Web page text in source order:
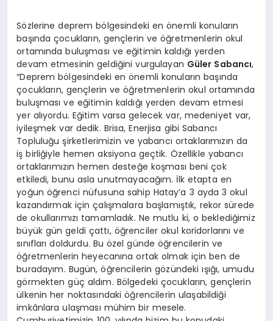
Sözlerine deprem bölgesindeki en önemli konuların
başında çocukların, gençlerin ve öğretmenlerin okul
ortamında buluşması ve eğitimin kaldığı yerden
devam etmesinin geldiğini vurgulayan Güler Sabancı,
“Deprem bölgesindeki en önemli konuların başında
çocukların, gençlerin ve öğretmenlerin okul ortamında
buluşması ve eğitimin kaldığı yerden devam etmesi
yer alıyordu. Eğitim varsa gelecek var, medeniyet var,
iyileşmek var dedik. Brisa, Enerjisa gibi Sabancı
Topluluğu şirketlerimizin ve yabancı ortaklarımızın da
iş birliğiyle hemen aksiyona geçtik. Özellikle yabancı
ortaklarımızın hemen desteğe koşması beni çok
etkiledi, bunu asla unutmayacağım. İlk etapta en
yoğun öğrenci nüfusuna sahip Hatay’a 3 ayda 3 okul
kazandırmak için çalışmalara başlamıştık, rekor sürede
de okullarımızı tamamladık. Ne mutlu ki, o beklediğimiz
büyük gün geldi çattı, öğrenciler okul koridorlarını ve
sınıfları doldurdu. Bu özel günde öğrencilerin ve
öğretmenlerin heyecanına ortak olmak için ben de
buradayım. Bugün, öğrencilerin gözündeki ışığı, umudu
görmekten güç aldım. Bölgedeki çocukların, gençlerin
ülkenin her noktasındaki öğrencilerin ulaşabildiği
imkânlara ulaşması mühim bir mesele.